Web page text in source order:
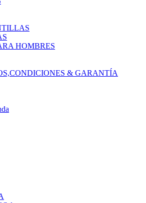
HOMBRES
& GARANTÍA